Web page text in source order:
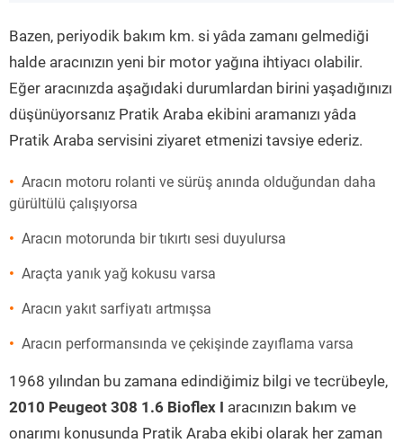
Bazen, periyodik bakım km. si yâda zamanı gelmediği
halde aracınızın yeni bir motor yağına ihtiyacı olabilir.
Eğer aracınızda aşağıdaki durumlardan birini yaşadığınızı
düşünüyorsanız Pratik Araba ekibini aramanızı yâda
Pratik Araba servisini ziyaret etmenizi tavsiye ederiz.
Aracın motoru rolanti ve sürüş anında olduğundan daha
gürültülü çalışıyorsa
Aracın motorunda bir tıkırtı sesi duyulursa
Araçta yanık yağ kokusu varsa
Aracın yakıt sarfiyatı artmışsa
Aracın performansında ve çekişinde zayıflama varsa
1968 yılından bu zamana edindiğimiz bilgi ve tecrübeyle,
2010 Peugeot 308 1.6 Bioflex I aracınızın bakım ve
onarımı konusunda Pratik Araba ekibi olarak her zaman